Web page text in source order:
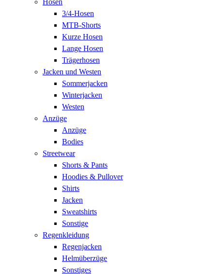
3/4-Hosen
MTB-Shorts
Kurze Hosen
Lange Hosen
Trägerhosen
Jacken und Westen
Sommerjacken
Winterjacken
Westen
Anzüge
Anzüge
Bodies
Streetwear
Shorts & Pants
Hoodies & Pullover
Shirts
Jacken
Sweatshirts
Sonstige
Regenkleidung
Regenjacken
Helmüberzüge
Sonstiges